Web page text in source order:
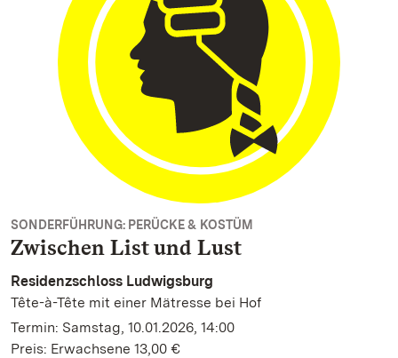
SONDERFÜHRUNG: PERÜCKE & KOSTÜM
Zwischen List und Lust
Residenzschloss Ludwigsburg
Tête-à-Tête mit einer Mätresse bei Hof
Termin: Samstag, 10.01.2026, 14:00
Preis: Erwachsene 13,00 €